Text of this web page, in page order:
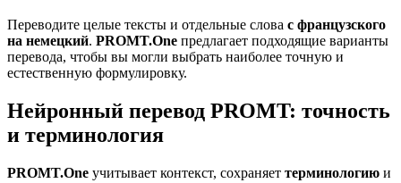
Переводите целые тексты и отдельные слова с французского
на немецкий. PROMT.One предлагает подходящие варианты
перевода, чтобы вы могли выбрать наиболее точную и
естественную формулировку.
Нейронный перевод PROMT: точность
и терминология
PROMT.One учитывает контекст, сохраняет терминологию и